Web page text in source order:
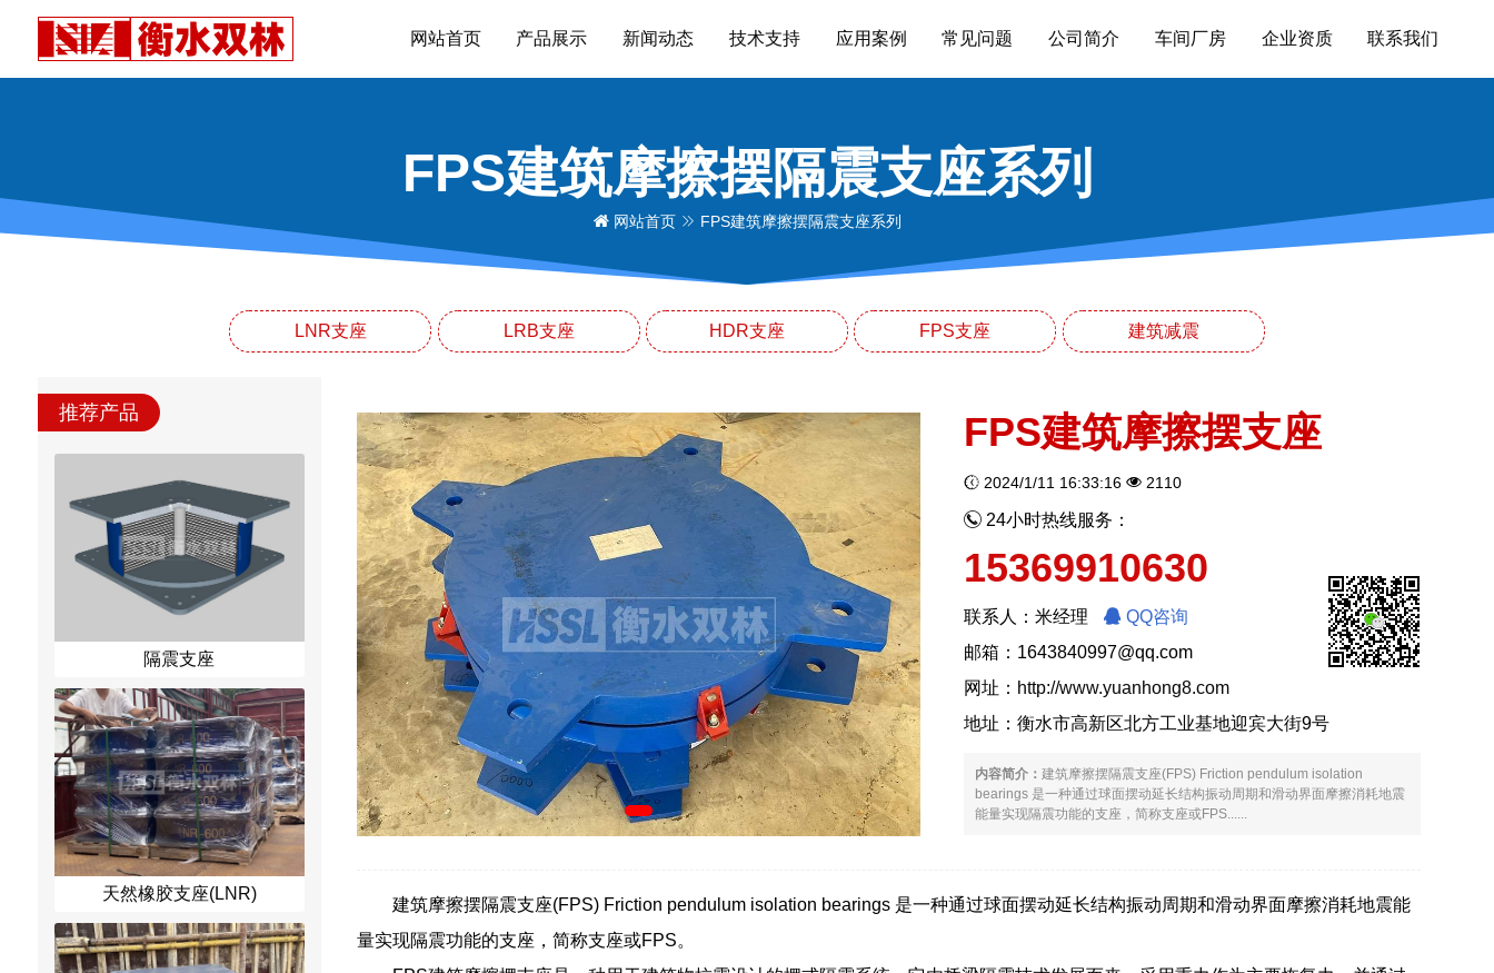
网站首页 产品展示 新闻动态 技术支持 应用案例 常见问题 公司简介 车间厂房 企业资质 联系我们
FPS建筑摩擦摆隔震支座系列
网站首页 FPS建筑摩擦摆隔震支座系列
LNR支座 LRB支座 HDR支座 FPS支座 建筑减震
推荐产品
隔震支座
天然橡胶支座(LNR)
FPS建筑摩擦摆支座
2024/1/11 16:33:16 2110
24小时热线服务：
15369910630
联系人：米经理
QQ咨询
邮箱：1643840997@qq.com
网址： http://www.yuanhong8.com
地址：衡水市高新区北方工业基地迎宾大街9号
内容简介： 建筑摩擦摆隔震支座(FPS) Friction pendulum isolation
bearings 是一种通过球面摆动延长结构振动周期和滑动界面摩擦消耗地震
能量实现隔震功能的支座，简称支座或FPS......
建筑摩擦摆隔震支座(FPS) Friction pendulum isolation bearings 是一种通过球面摆动延长结构振动周期和滑动界面摩擦消耗地震能
量实现隔震功能的支座，简称支座或FPS。